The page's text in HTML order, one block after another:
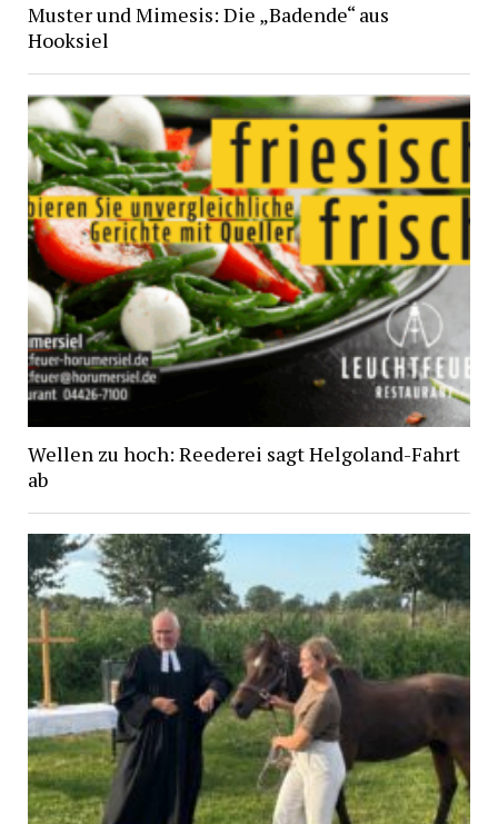
Muster und Mimesis: Die „Badende“ aus
Hooksiel
Wellen zu hoch: Reederei sagt Helgoland-Fahrt
ab